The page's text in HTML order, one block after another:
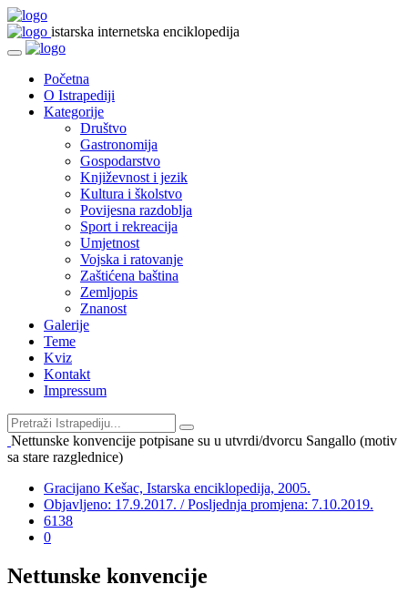
istarska internetska enciklopedija
Početna
O Istrapediji
Kategorije
Društvo
Gastronomija
Gospodarstvo
Književnost i jezik
Kultura i školstvo
Povijesna razdoblja
Sport i rekreacija
Umjetnost
Vojska i ratovanje
Zaštićena baština
Zemljopis
Znanost
Galerije
Teme
Kviz
Kontakt
Impressum
Nettunske konvencije potpisane su u utvrdi/dvorcu Sangallo (motiv
sa stare razglednice)
Gracijano Kešac, Istarska enciklopedija, 2005.
Objavljeno: 17.9.2017. / Posljednja promjena: 7.10.2019.
6138
0
Nettunske konvencije